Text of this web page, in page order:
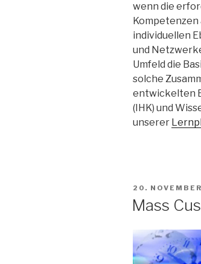
wenn die
individuellen
und
Umfeld die
solche
entwickelten
(IHK) und
unserer
20.
Mass